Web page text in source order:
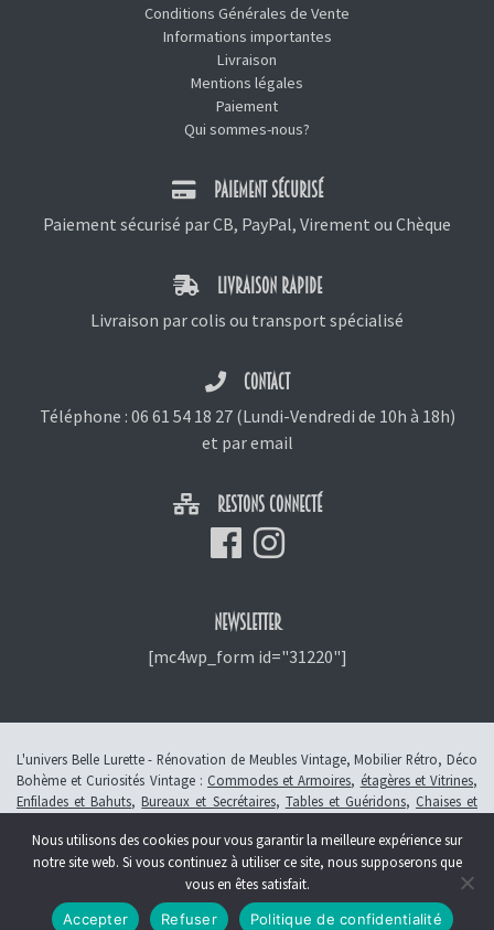
Conditions Générales de Vente
Informations importantes
Livraison
Mentions légales
Paiement
Qui sommes-nous?
PAIEMENT SÉCURISÉ
Paiement sécurisé par CB, PayPal, Virement ou Chèque
LIVRAISON RAPIDE
Livraison par colis ou transport spécialisé
CONTACT
Téléphone : 06 61 54 18 27(Lundi-Vendredi de 10h à 18h)
et par email
RESTONS CONNECTÉ
NEWSLETTER
[mc4wp_form id="31220"]
L'univers Belle Lurette - Rénovation de Meubles Vintage, Mobilier Rétro, Déco
Bohème et Curiosités Vintage : Commodes et Armoires, étagères et Vitrines,
Enfilades et Bahuts,Bureaux et Secrétaires, Tables et Guéridons, Chaises et
© 2013 - 2026 L'atelier Belle Lurette - Rénovation de meubles vintage, en
Alsace à Colmar -Révoquer le consentement
Création :Symbioseo
Nous utilisons des cookies pour vous garantir la meilleure expérience sur
notre site web. Si vous continuez à utiliser ce site, nous supposerons que
vous en êtes satisfait.
Accepter Refuser Politique de confidentialité